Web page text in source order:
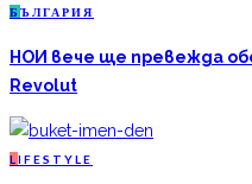
Б ЪЛГАРИЯ
НОИ вече ще превежда
Revolut
L IFESTYLE